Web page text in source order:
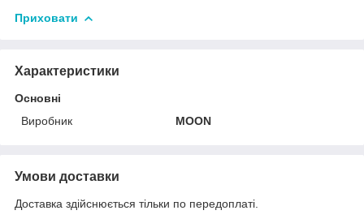
Приховати
Характеристики
Основні
Виробник
MOON
Умови доставки
Доставка здійснюється тільки по передоплаті.